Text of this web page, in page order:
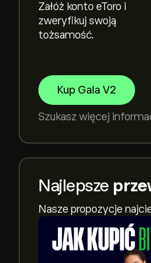
Załóż konto eToro i
zweryfikuj swoją
tożsamość.
Kup Gala V2
Szukasz więcej
Najlepsze
Nasze propozycje